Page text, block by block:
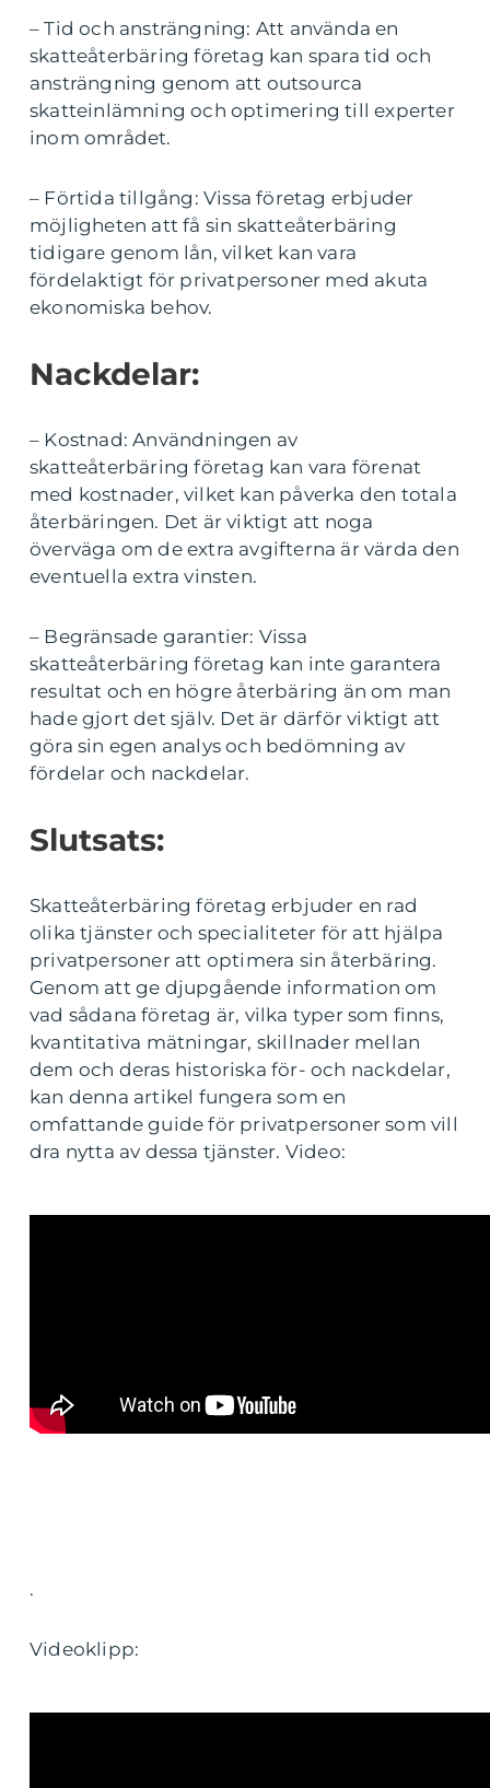
– Tid och ansträngning: Att använda en
skatteåterbäring företag kan spara tid och
ansträngning genom att outsourca
skatteinlämning och optimering till experter
inom området.
– Förtida tillgång: Vissa företag erbjuder
möjligheten att få sin skatteåterbäring
tidigare genom lån, vilket kan vara
fördelaktigt för privatpersoner med akuta
ekonomiska behov.
Nackdelar:
– Kostnad: Användningen av
skatteåterbäring företag kan vara förenat
med kostnader, vilket kan påverka den totala
återbäringen. Det är viktigt att noga
överväga om de extra avgifterna är värda den
eventuella extra vinsten.
– Begränsade garantier: Vissa
skatteåterbäring företag kan inte garantera
resultat och en högre återbäring än om man
hade gjort det själv. Det är därför viktigt att
göra sin egen analys och bedömning av
fördelar och nackdelar.
Slutsats:
Skatteåterbäring företag erbjuder en rad
olika tjänster och specialiteter för att hjälpa
privatpersoner att optimera sin återbäring.
Genom att ge djupgående information om
vad sådana företag är, vilka typer som finns,
kvantitativa mätningar, skillnader mellan
dem och deras historiska för- och nackdelar,
kan denna artikel fungera som en
omfattande guide för privatpersoner som vill
dra nytta av dessa tjänster. Video:
.
Videoklipp: